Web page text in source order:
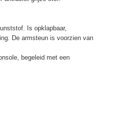
Is opklapbaar,
De armsteun is voorzien van
begeleid met een